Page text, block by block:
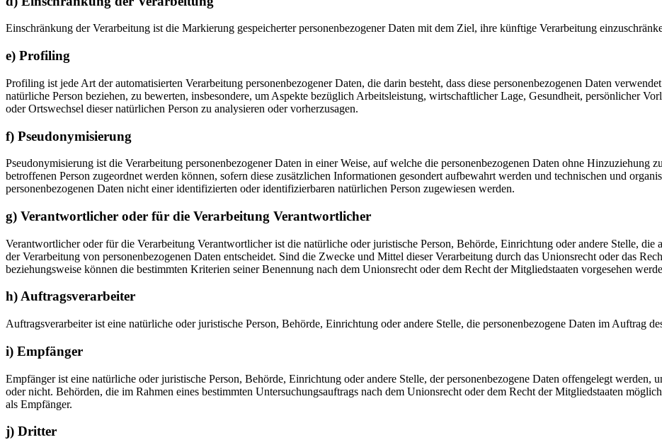
Einschränkung der Verarbeitung ist die Markierung gespeicherter personenbezogener Daten mit dem Ziel, ihre künftige Verarbeitung
e) Profiling
Profiling ist jede Art der automatisierten Verarbeitung personenbezogener Daten, die darin besteht, dass diese personenbezogenen Daten
natürliche Person beziehen, zu bewerten, insbesondere, um Aspekte bezüglich Arbeitsleistung, wirtschaftlicher Lage, Gesundheit, persönlicher
oder Ortswechsel dieser natürlichen Person zu analysieren oder vorherzusagen.
f) Pseudonymisierung
Pseudonymisierung ist die Verarbeitung personenbezogener Daten in einer Weise, auf welche die personenbezogenen Daten ohne Hinzuziehung
betroffenen Person zugeordnet werden können, sofern diese zusätzlichen Informationen gesondert aufbewahrt werden und technischen und
personenbezogenen Daten nicht einer identifizierten oder identifizierbaren natürlichen Person zugewiesen werden.
g) Verantwortlicher oder für die Verarbeitung Verantwortlicher
Verantwortlicher oder für die Verarbeitung Verantwortlicher ist die natürliche oder juristische Person, Behörde, Einrichtung oder andere Stelle,
der Verarbeitung von personenbezogenen Daten entscheidet. Sind die Zwecke und Mittel dieser Verarbeitung durch das Unionsrecht oder das
beziehungsweise können die bestimmten Kriterien seiner Benennung nach dem Unionsrecht oder dem Recht der Mitgliedstaaten vorgesehen
h) Auftragsverarbeiter
Auftragsverarbeiter ist eine natürliche oder juristische Person, Behörde, Einrichtung oder andere Stelle, die personenbezogene Daten im Auftrag
i) Empfänger
Empfänger ist eine natürliche oder juristische Person, Behörde, Einrichtung oder andere Stelle, der personenbezogene Daten offengelegt werden,
oder nicht. Behörden, die im Rahmen eines bestimmten Untersuchungsauftrags nach dem Unionsrecht oder dem Recht der Mitgliedstaaten
als Empfänger.
j) Dritter